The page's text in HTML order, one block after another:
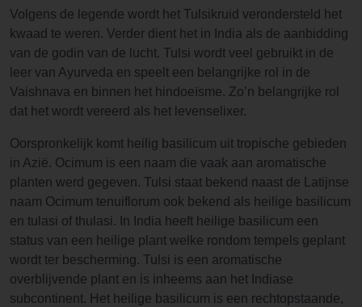
Volgens de legende wordt het Tulsikruid verondersteld het
kwaad te weren. Verder dient het in India als de aanbidding
van de godin van de lucht. Tulsi wordt veel gebruikt in de
leer van Ayurveda en speelt een belangrijke rol in de
Vaishnava en binnen het hindoeïsme. Zo’n belangrijke rol
dat het wordt vereerd als het levenselixer.
Oorspronkelijk komt heilig basilicum uit tropische gebieden
in Azië. Ocimum is een naam die vaak aan aromatische
planten werd gegeven. Tulsi staat bekend naast de Latijnse
naam Ocimum tenuiflorum ook bekend als heilige basilicum
en tulasi of thulasi. In India heeft heilige basilicum een
status van een heilige plant welke rondom tempels geplant
wordt ter bescherming. Tulsi is een aromatische
overblijvende plant en is inheems aan het Indiase
subcontinent. Het heilige basilicum is een rechtopstaande,